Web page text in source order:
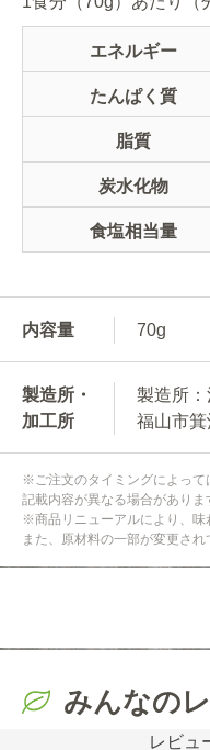
エネルギー
たんぱく質
脂質
炭水化物
食塩相当量
内容量 70g
製造所・
加工所
製造所
福山市
※ご注文のタイミングによって
記載内容が異なる場合がありま
※商品リニューアルにより、味
また、原材料の一部が変更され
みんなの
レビュ